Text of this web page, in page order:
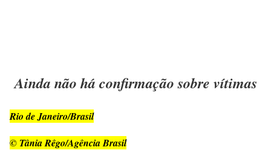
Ainda não há confirmação sobre vítimas
Rio de Janeiro/Brasil
© Tânia Rêgo/Agência Brasil